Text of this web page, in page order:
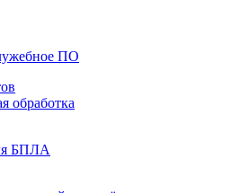
ПО
обработка
БПЛА